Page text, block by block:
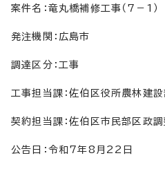
案件名：竜丸橋補修工事（7－1）
発注機関：広島市
調達区分：工事
工事担当課：佐伯区役所農林建
契約担当課：佐伯区市民部区政
公告日：令和7年8月22日